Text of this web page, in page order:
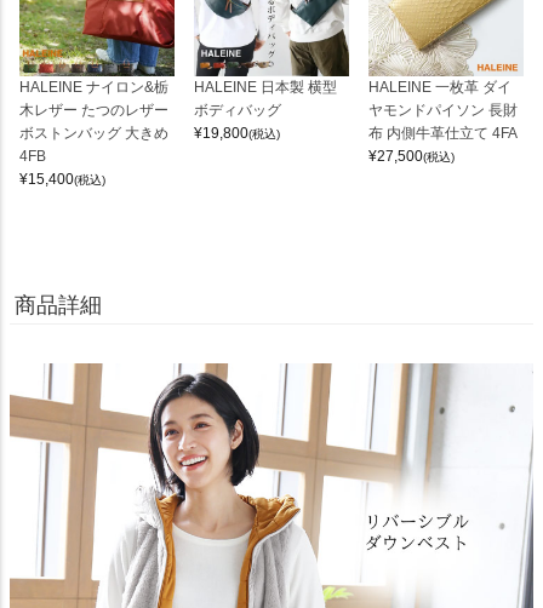
HALEINE ナイロン&栃
木レザー たつのレザー
ボストンバッグ 大きめ
4FB
¥15,400(税込)
HALEINE 日本製 横型
ボディバッグ
¥19,800(税込)
HALEINE 一枚革 ダイ
ヤモンドパイソン 長財
布 内側牛革仕立て 4FA
¥27,500(税込)
商品詳細